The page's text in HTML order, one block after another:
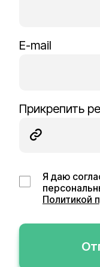
E-mail
Прикрепить
Я даю
Политикой